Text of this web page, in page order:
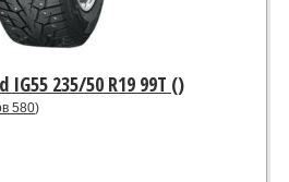
IG55 235/50 R19 99T ()
580)